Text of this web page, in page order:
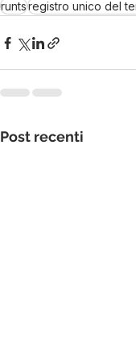
runtsregistro unico del
Post recenti